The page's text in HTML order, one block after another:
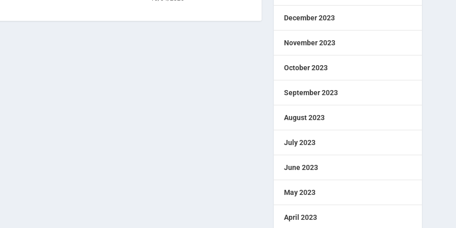
December 2023
November 2023
October 2023
September 2023
August 2023
July 2023
June 2023
May 2023
April 2023